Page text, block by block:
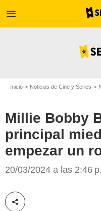
menu
Inicio Noticias de Cine y Series
Millie Bobby
principal
empezar un
20/03/2024 a las 2:46
Compartir esta noticia